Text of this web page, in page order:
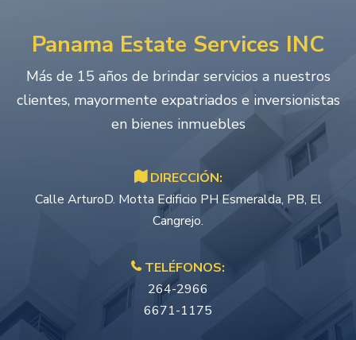
Panama Estate Services INC
Más de 15 años de brindar servicios a nuestros
clientes, mayormente expatriados e inversionistas
en bienes inmuebles
DIRECCIÓN:
Calle ArturoD. Motta Edificio PH Esmeralda, PB, El
Cangrejo.
TELÉFONOS:
264-2966
6671-1175